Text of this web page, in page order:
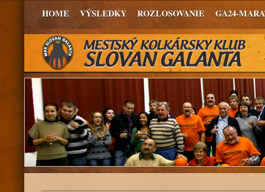
HOME VÝSLEDKY ROZLOSOVANIE GA24-